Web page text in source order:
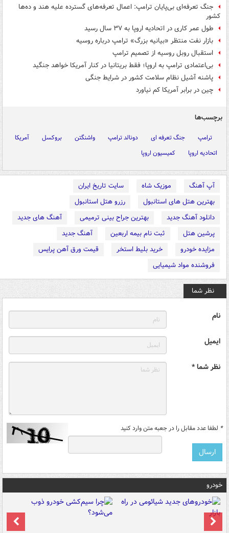
جنگ تعرفه‌ای بی‌پایان ترامپ: اعمال تعرفه‌های گسترده‌ علیه هند و ده‌ها
کشور
طول عمر کاری در اتحادیه اروپا به ۳۷ سال رسید
بازار نفت منتظر «بیانیه بزرگ» ترامپ درباره روسیه
استقبال روبل روسیه از تصمیم ترامپ
بی‌اعتمادی ترامپ به اروپا؛ فقط بریتانیا در کنار آمریکا خواهد جنگید
پاشنه آشیل نظام سلامت کشور در شرایط جنگی
چین در برابر آمریکا کم نیاورد
برچسب‌ها
ترامپ جنگ تعرفه ای دونالد ترامپ واشنگتن بروکسل
آمریکا
اتحادیه اروپا
کمیسیون اروپا
آپ آهنگ موزیک شاه
سایت تاریخ ایران
بهترین هتل های استانبول
رزرو هتل استانبول
دانلود آهنگ جدید
بهترین جراح بینی ترمیمی
آهنگ های جدید
پرشین هتل
ثبت نام بیمه اربعین
آهنگ جدید
مزایده خودرو
خرید بلیط استخر
قیمت ورق آهن پرایس
فروشنده مواد شیمیایی
نظر شما
نام
ایمیل
نظر شما *
* لطفا عدد مقابل را در جعبه متن وارد کنید
خودرو